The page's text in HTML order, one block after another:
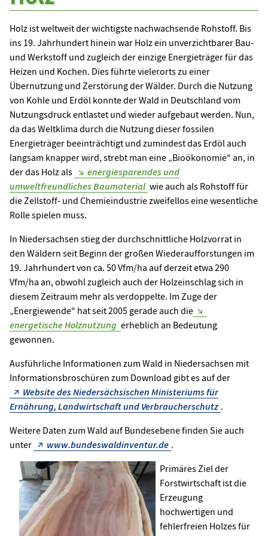
Holz ist weltweit der wichtigste nachwachsende Rohstoff. Bis
ins 19. Jahrhundert hinein war Holz ein unverzichtbarer Bau-
und Werkstoff und zugleich der einzige Energieträger für das
Heizen und Kochen. Dies führte vielerorts zu einer
Übernutzung und Zerstörung der Wälder. Durch die Nutzung
von Kohle und Erdöl konnte der Wald in Deutschland vom
Nutzungsdruck entlastet und wieder aufgebaut werden. Nun,
da das Weltklima durch die Nutzung dieser fossilen
Energieträger beeinträchtigt und zumindest das Erdöl auch
langsam knapper wird, strebt man eine „Bioökonomie“ an, in
der das Holz als
energiesparendes und
umweltfreundliches Baumaterial wie auch als Rohstoff für
die Zellstoff- und Chemieindustrie zweifellos eine wesentliche
Rolle spielen muss.
In Niedersachsen stieg der durchschnittliche Holzvorrat in
den Wäldern seit Beginn der großen Wiederaufforstungen im
19. Jahrhundert von ca. 50 Vfm/ha auf derzeit etwa 290
Vfm/ha an, obwohl zugleich auch der Holzeinschlag sich in
diesem Zeitraum mehr als verdoppelte. Im Zuge der
„Energiewende“ hat seit 2005 gerade auch die
energetische Holznutzung erheblich an Bedeutung
gewonnen.
Ausführliche Informationen zum Wald in Niedersachsen mit
Informationsbroschüren zum Download gibt es auf der
Website des Niedersächsischen Ministeriums für
Ernährung, Landwirtschaft und Verbraucherschutz .
Weitere Daten zum Wald auf Bundesebene finden Sie auch
unter
www.bundeswaldinventur.de .
Primäres Ziel der
Forstwirtschaft ist die
Erzeugung
hochwertigen und
fehlerfreien Holzes für